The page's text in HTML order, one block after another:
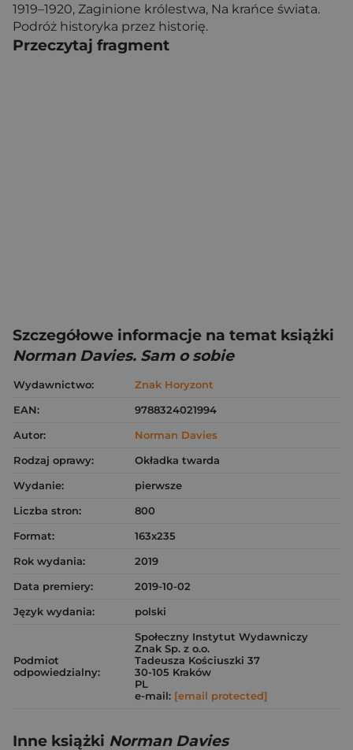
1919–1920, Zaginione królestwa, Na krańce świata.
Podróż historyka przez historię.
Przeczytaj fragment
Szczegółowe informacje na temat książki
Norman Davies. Sam o sobie
Wydawnictwo:
Znak Horyzont
EAN:
9788324021994
Autor:
Norman Davies
Rodzaj oprawy:
Okładka twarda
Wydanie:
pierwsze
Liczba stron:
800
Format:
163x235
Rok wydania:
2019
Data premiery:
2019-10-02
Język wydania:
polski
Podmiot
odpowiedzialny:
Społeczny Instytut Wydawniczy
Znak Sp. z o.o.
Tadeusza Kościuszki 37
30-105 Kraków
PL
e-mail: [email protected]
Inne książki Norman Davies